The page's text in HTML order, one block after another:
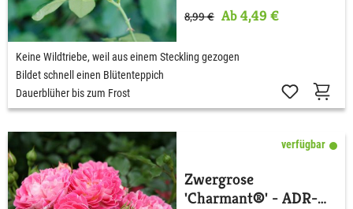
8,99 € Ab 4,49 €
Keine Wildtriebe, weil aus einem Steckling gezogen
Bildet schnell einen Blütenteppich
Dauerblüher bis zum Frost
verfügbar
Zwergrose
'Charmant®' - ADR-